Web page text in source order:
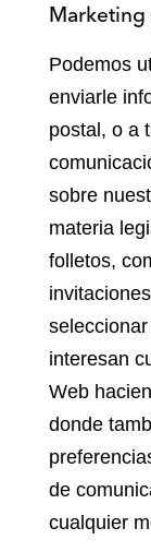
Podemos
enviarle
postal, o a
sobre
materia
folletos,
interesan
Web
donde
de
cualquier